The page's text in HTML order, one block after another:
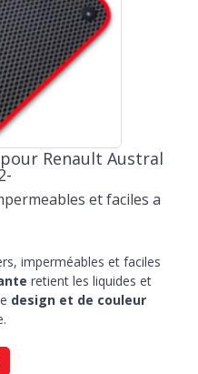
Renault Austral
et faciles a
imperméables et faciles
retient les liquides et
design et de couleur